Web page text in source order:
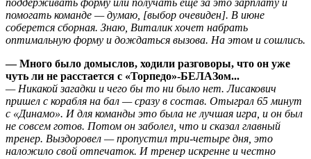
поддерживать форму или получать еще за это зарплату и
помогать команде — думаю, [выбор очевиден]. В июне
соберется сборная. Знаю, Виталик хочет набрать
оптимальную форму и дождаться вызова. На этом и сошлись.
— Много было домыслов, ходили разговоры, что он уже
чуть ли не расстается с «Торпедо»-БЕЛАЗом...
— Никакой загадки и чего бы то ни было нет. Лисакович
пришел с корабля на бал — сразу в состав. Отыграл 65 минут
с «Динамо». И для команды это была не лучшая игра, и он был
не совсем готов. Потом он заболел, что и сказал главный
тренер. Выздоровел — пропустил три-четыре дня, это
наложило свой отпечаток. И тренер искренне и честно